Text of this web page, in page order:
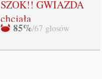
"Zmierzchu" NIE
BĘDZIE!!!
SZOK!! GWIAZDA
chciała
WYSTRZELAĆ
swoich fanów!!!
85%/67 głosów